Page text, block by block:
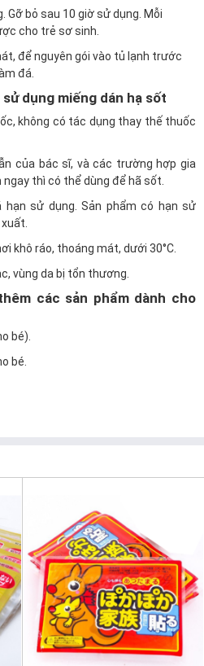
Gỡ bỏ sau 10 giờ sử dụng. Mỗi
cho trẻ sơ sinh.
để nguyên gói vào tủ lạnh trước
đá.
dụng miếng dán hạ sốt
không có tác dụng thay thế thuốc
của bác sĩ, và các trường hợp gia
thì có thể dùng để hã sốt.
hạn sử dụng. Sản phẩm có hạn sử
khô ráo, thoáng mát, dưới 30°C.
vùng da bị tổn thương.
các sản phẩm dành cho
bé).
bé.